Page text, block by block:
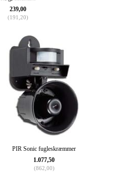
239,00
(191,20)
PIR Sonic fugleskræmmer
1.077,50
(862,00)